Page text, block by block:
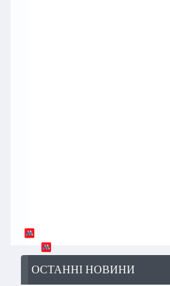
ОСТАННІ НОВИНИ